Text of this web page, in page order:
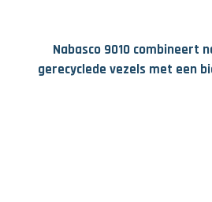
Nabasco 9010 combineert
gerecyclede vezels met een